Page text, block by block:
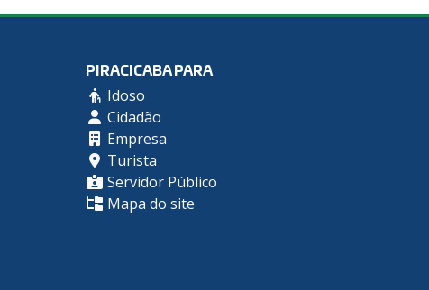
PIRACICABA PARA
Idoso
Cidadão
Empresa
Turista
Servidor Público
Mapa do site